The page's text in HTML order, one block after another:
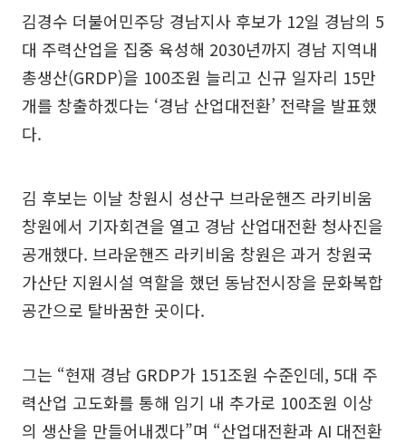
김경수 더불어민주당 경남지사 후보가 12일 경남의 5
대 주력산업을 집중 육성해 2030년까지 경남 지역내
총생산(GRDP)을 100조원 늘리고 신규 일자리 15만
개를 창출하겠다는 ‘경남 산업대전환’ 전략을 발표했
다.
김 후보는 이날 창원시 성산구 브라운핸즈 라키비움
창원에서 기자회견을 열고 경남 산업대전환 청사진을
공개했다. 브라운핸즈 라키비움 창원은 과거 창원국
가산단 지원시설 역할을 했던 동남전시장을 문화복합
공간으로 탈바꿈한 곳이다.
그는 “현재 경남 GRDP가 151조원 수준인데, 5대 주
력산업 고도화를 통해 임기 내 추가로 100조원 이상
의 생산을 만들어내겠다”며 “산업대전환과 AI 대전환